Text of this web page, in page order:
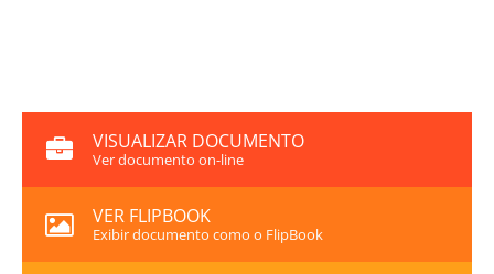
VISUALIZAR DOCUMENTO
Ver documento on-line
VER FLIPBOOK
Exibir documento como o FlipBook